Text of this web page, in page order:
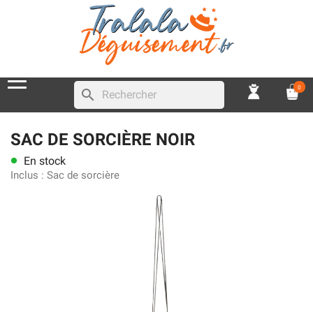
search 0
SAC DE SORCIÈRE NOIR
lens En stock
Inclus : Sac de sorcière